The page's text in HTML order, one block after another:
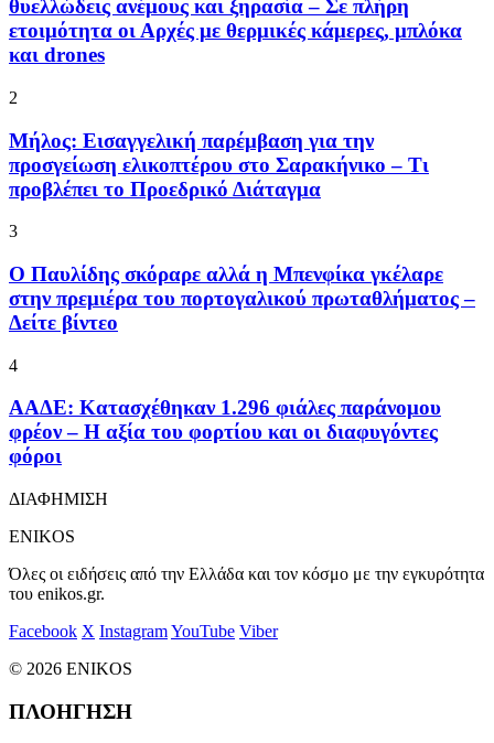
θυελλώδεις ανέμους και ξηρασία – Σε πλήρη
ετοιμότητα οι Αρχές με θερμικές κάμερες, μπλόκα
και drones
2
Μήλος: Εισαγγελική παρέμβαση για την
προσγείωση ελικοπτέρου στο Σαρακήνικο – Τι
προβλέπει το Προεδρικό Διάταγμα
3
Ο Παυλίδης σκόραρε αλλά η Μπενφίκα γκέλαρε
στην πρεμιέρα του πορτογαλικού πρωταθλήματος –
Δείτε βίντεο
4
ΑΑΔΕ: Κατασχέθηκαν 1.296 φιάλες παράνομου
φρέον – Η αξία του φορτίου και οι διαφυγόντες
φόροι
ΔΙΑΦΗΜΙΣΗ
ENIKOS
Όλες οι ειδήσεις από την Ελλάδα και τον κόσμο με την εγκυρότητα
του enikos.gr.
Facebook X InstagramYouTube Viber
© 2026 ENIKOS
ΠΛΟΗΓΗΣΗ